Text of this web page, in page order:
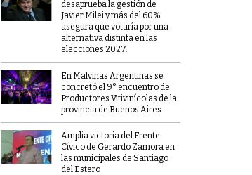
desaprueba la gestión de
Javier Milei y más del 60%
asegura que votaría por una
alternativa distinta en las
elecciones 2027.
En Malvinas Argentinas se
concretó el 9° encuentro de
Productores Vitivinícolas de la
provincia de Buenos Aires
Amplia victoria del Frente
Cívico de Gerardo Zamora en
las municipales de Santiago
del Estero